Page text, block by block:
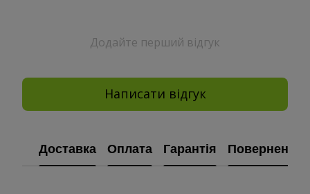
Додайте перший відгук
Написати відгук
Доставка Оплата Гарантія Повернення